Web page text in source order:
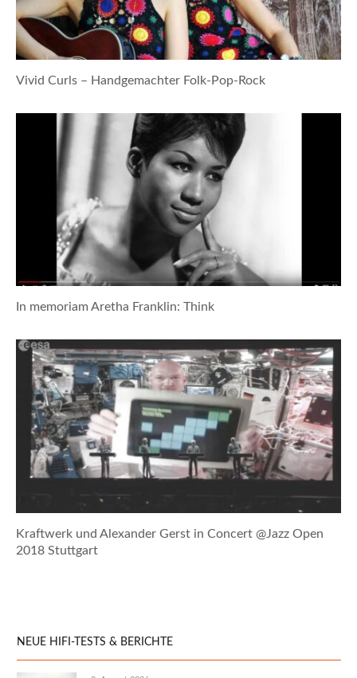
Vivid Curls – Handgemachter Folk-Pop-Rock
In memoriam Aretha Franklin: Think
Kraftwerk und Alexander Gerst in Concert @Jazz Open
2018 Stuttgart
NEUE HIFI-TESTS & BERICHTE